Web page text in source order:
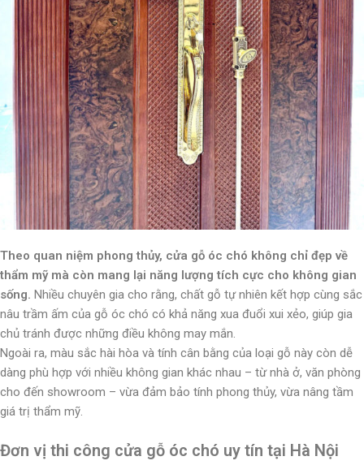
Theo quan niệm phong thủy, cửa gỗ óc chó không chỉ đẹp về
thẩm mỹ mà còn mang lại năng lượng tích cực cho không gian
sống. Nhiều chuyên gia cho rằng, chất gỗ tự nhiên kết hợp cùng sắc
nâu trầm ấm của gỗ óc chó có khả năng xua đuổi xui xẻo, giúp gia
chủ tránh được những điều không may mắn.
Ngoài ra, màu sắc hài hòa và tính cân bằng của loại gỗ này còn dễ
dàng phù hợp với nhiều không gian khác nhau – từ nhà ở, văn phòng
cho đến showroom – vừa đảm bảo tính phong thủy, vừa nâng tầm
giá trị thẩm mỹ.
Đơn vị thi công cửa gỗ óc chó uy tín tại Hà Nội